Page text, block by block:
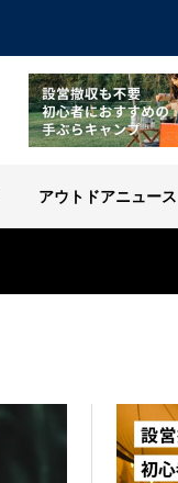
アウトドアニュース